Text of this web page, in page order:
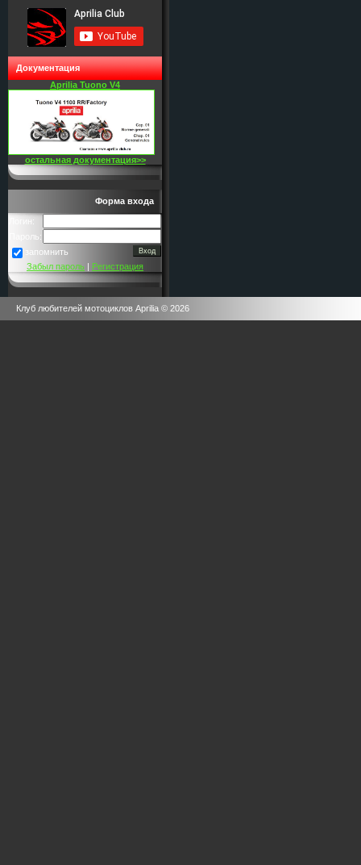
Документация
Aprilia Tuono V4
остальная документация>>
Форма входа
Логин:
Пароль:
запомнить
Забыл пароль | Регистрация
Клуб любителей мотоциклов Aprilia © 2026